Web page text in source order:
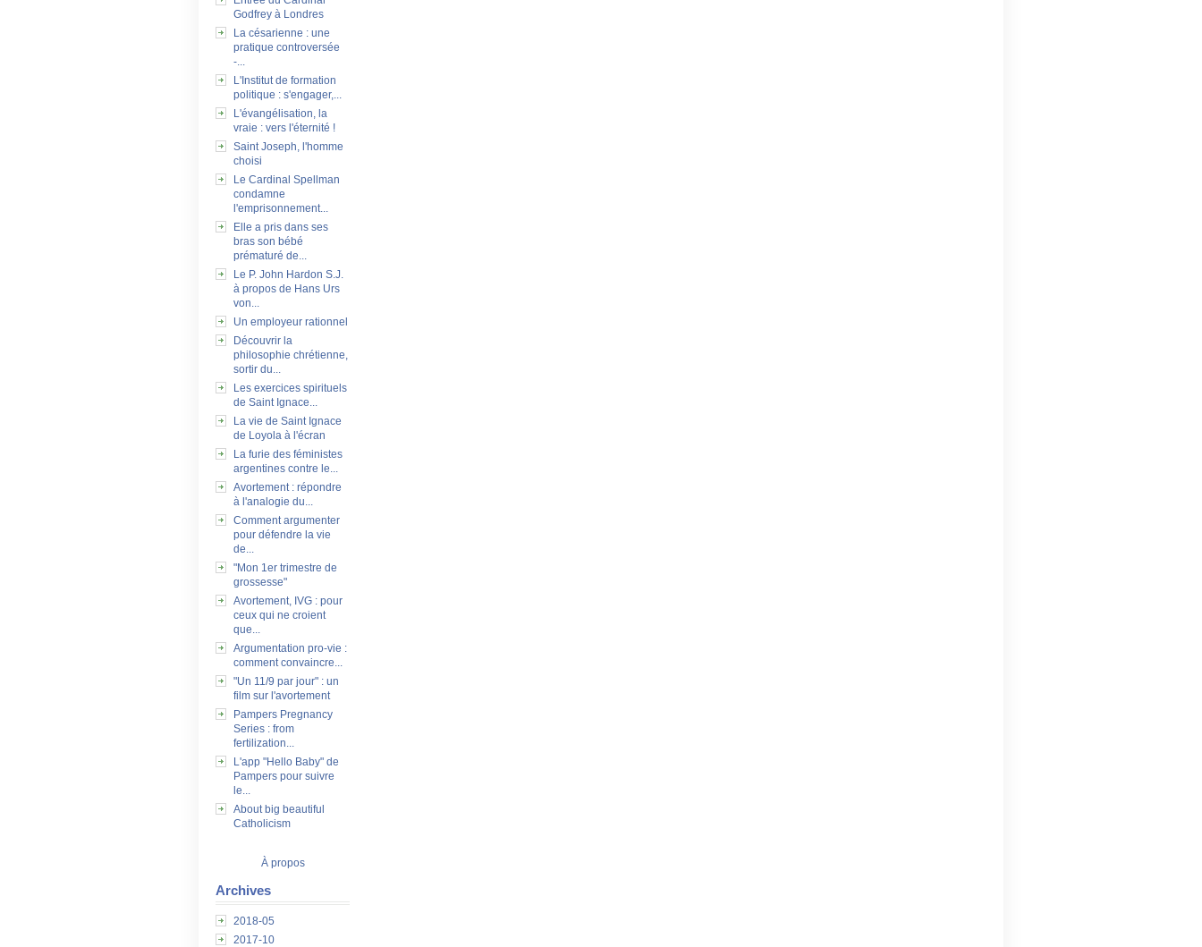
Godfrey à Londres
La césarienne : une
pratique controversée
-...
L'Institut de formation
politique : s'engager,...
L'évangélisation, la
vraie : vers l'éternité !
Saint Joseph, l'homme
choisi
Le Cardinal Spellman
condamne
l'emprisonnement...
Elle a pris dans ses
bras son bébé
prématuré de...
Le P. John Hardon S.J.
à propos de Hans Urs
von...
Un employeur rationnel
Découvrir la
philosophie chrétienne,
sortir du...
Les exercices spirituels
de Saint Ignace...
La vie de Saint Ignace
de Loyola à l'écran
La furie des féministes
argentines contre le...
Avortement : répondre
à l'analogie du...
Comment argumenter
pour défendre la vie
de...
"Mon 1er trimestre de
grossesse"
Avortement, IVG : pour
ceux qui ne croient
que...
Argumentation pro-vie :
comment convaincre...
"Un 11/9 par jour" : un
film sur l'avortement
Pampers Pregnancy
Series : from
fertilization...
L'app "Hello Baby" de
Pampers pour suivre
le...
About big beautiful
Catholicism
À propos
Archives
2018-05
2017-10